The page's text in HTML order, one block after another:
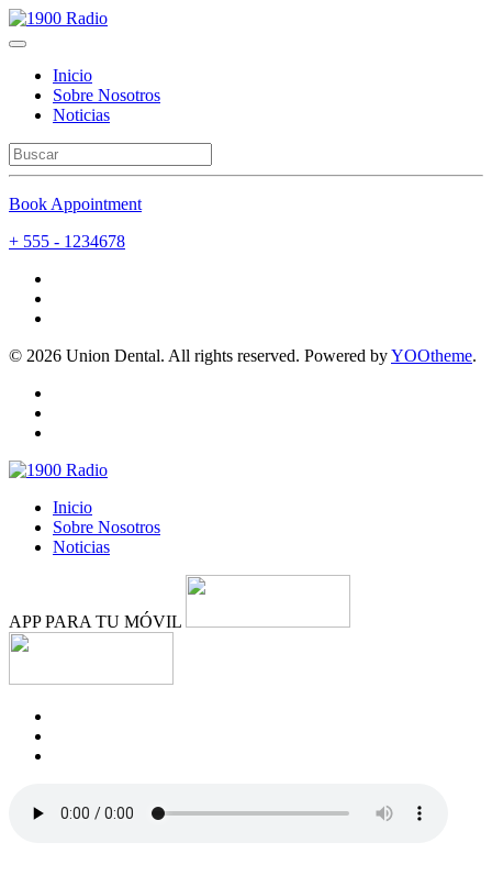
Inicio
Sobre Nosotros
Noticias
Book Appointment
+ 555 - 1234678
© 2026 Union Dental. All rights reserved. Powered byYOOtheme.
Inicio
Sobre Nosotros
Noticias
APP PARA TU MÓVIL